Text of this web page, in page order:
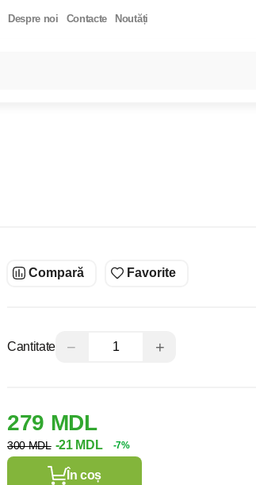
Despre noi Contacte Noutăți
Compară Favorite
Cantitate − +
279 MDL
300 MDL -21 MDL -7%
În coș